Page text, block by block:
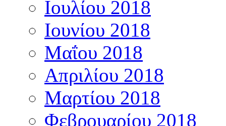
Ιουλίου 2018
Ιουνίου 2018
Μαΐου 2018
Απριλίου 2018
Μαρτίου 2018
Φεβρουαρίου 2018